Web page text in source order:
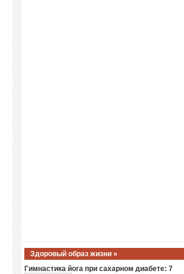
Здоровый образ жизни »
Гимнастика йога при сахарном диабете: 7